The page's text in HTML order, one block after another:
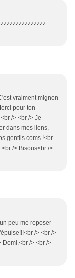
vraiment mignon
pour ton
/> <br /> Je
dans mes liens,
gentils coms !<br
/> Bisous<br />
peu me reposer
/> <br />
Domi.<br /> <br />